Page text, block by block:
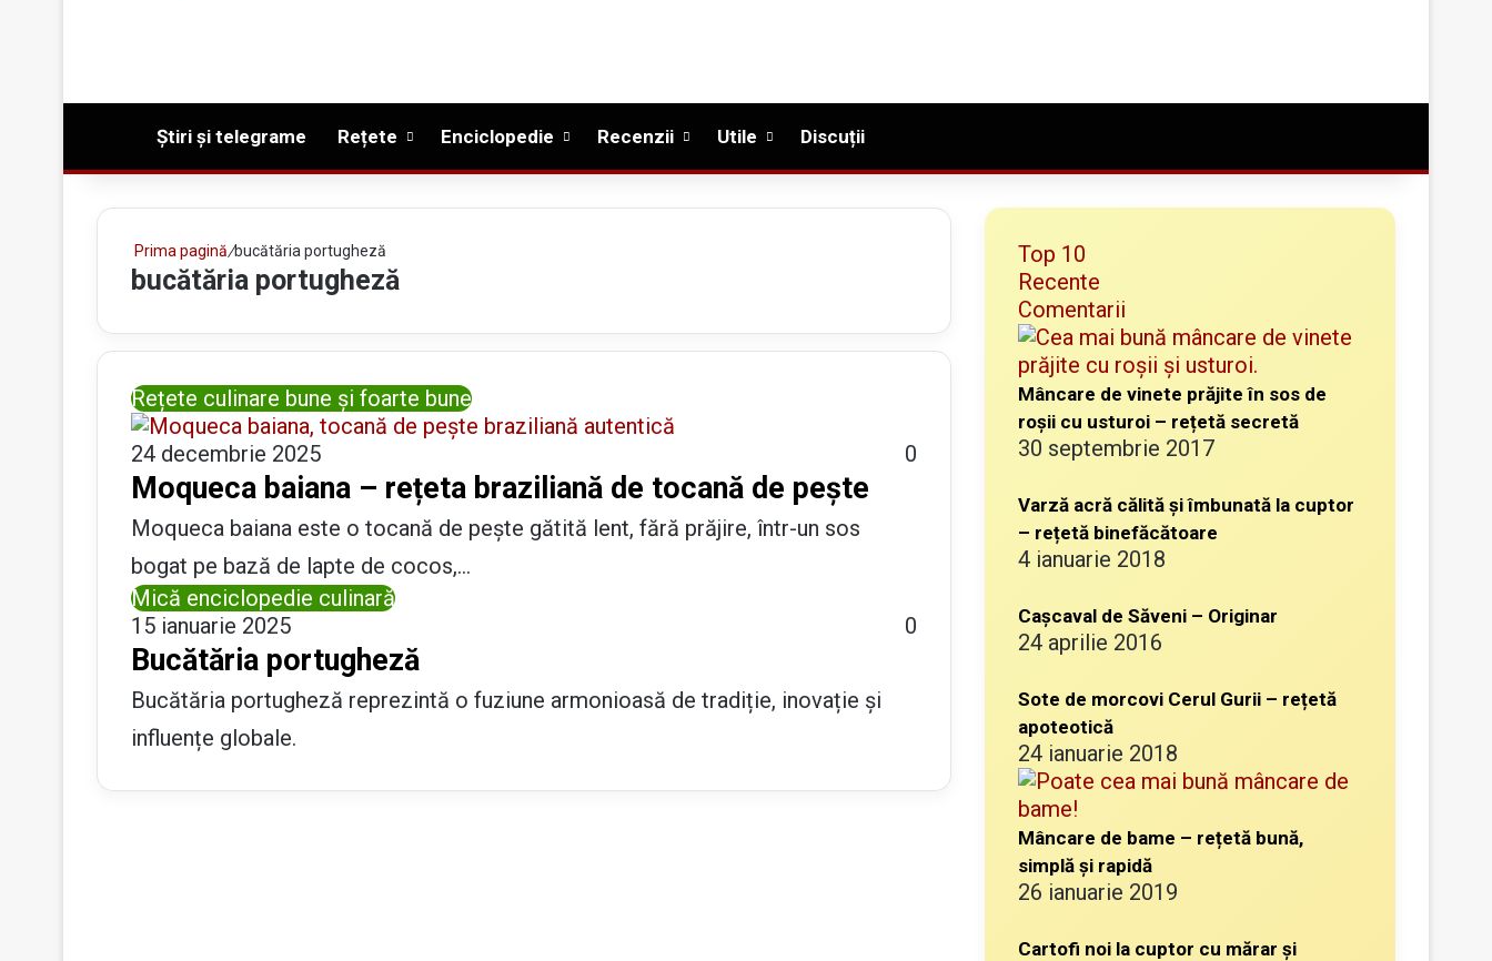
Prima pagină
Știri și telegrame Rețete Enciclopedie Recenzii Utile Discuții
Prima pagină/bucătăria portugheză
bucătăria portugheză
Rețete culinare bune și foarte bune
24 decembrie 2025 0
Moqueca baiana – rețeta braziliană de tocană de pește
Moqueca baiana este o tocană de pește gătită lent, fără prăjire, într-un sos
bogat pe bază de lapte de cocos,…
Mică enciclopedie culinară
15 ianuarie 2025
0
Bucătăria portugheză
Bucătăria portugheză reprezintă o fuziune armonioasă de tradiție, inovație și
influențe globale.
Top 10
Recente
Comentarii
Mâncare de vinete prăjite în sos de
roșii cu usturoi – rețetă secretă
30 septembrie 2017
Varză acră călită și îmbunată la cuptor
– rețetă binefăcătoare
4 ianuarie 2018
Cașcaval de Săveni – Originar
24 aprilie 2016
Sote de morcovi Cerul Gurii – rețetă
apoteotică
24 ianuarie 2018
Mâncare de bame – rețetă bună,
simplă și rapidă
26 ianuarie 2019
Cartofi noi la cuptor cu mărar și